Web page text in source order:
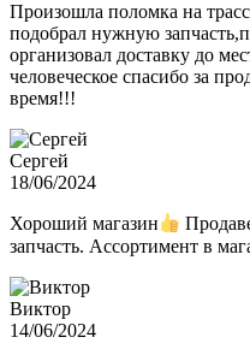
Произошла поломка на
подобрал нужную
организовал доставку до
человеческое спасибо за
время!!!
Сергей
18/06/2024
Хороший магазин
запчасть. Ассортимент в
Виктор
14/06/2024